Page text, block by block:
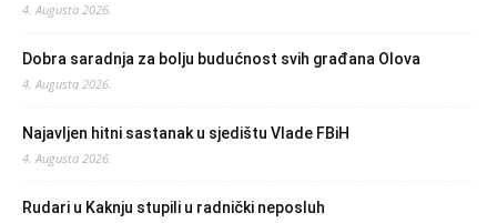
4. Augusta 2026.
Dobra saradnja za bolju budućnost svih građana Olova
4. Augusta 2026.
Najavljen hitni sastanak u sjedištu Vlade FBiH
4. Augusta 2026.
Rudari u Kaknju stupili u radnički neposluh